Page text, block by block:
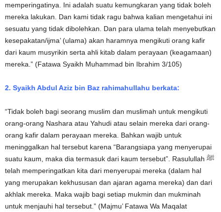
memperingatinya. Ini adalah suatu kemungkaran yang tidak boleh
mereka lakukan. Dan kami tidak ragu bahwa kalian mengetahui ini
sesuatu yang tidak dibolehkan. Dan para ulama telah menyebutkan
kesepakatan/ijma’ (ulama) akan haramnya mengikuti orang kafir
dari kaum musyrikin serta ahli kitab dalam perayaan (keagamaan)
mereka.” (Fatawa Syaikh Muhammad bin Ibrahim 3/105)
2. Syaikh Abdul Aziz bin Baz rahimahullahu berkata:
“Tidak boleh bagi seorang muslim dan muslimah untuk mengikuti
orang-orang Nashara atau Yahudi atau selain mereka dari orang-
orang kafir dalam perayaan mereka. Bahkan wajib untuk
meninggalkan hal tersebut karena “Barangsiapa yang menyerupai
suatu kaum, maka dia termasuk dari kaum tersebut”. Rasulullah ﷺ
telah memperingatkan kita dari menyerupai mereka (dalam hal
yang merupakan kekhususan dan ajaran agama mereka) dan dari
akhlak mereka. Maka wajib bagi setiap mukmin dan mukminah
untuk menjauhi hal tersebut.” (Majmu’ Fatawa Wa Maqalat